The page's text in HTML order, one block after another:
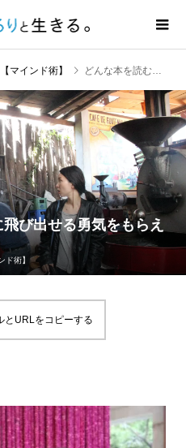
マインド術】 どんな本を読むと海外に飛び出せる勇気をもらえる？
び出せる勇気をもらえ
ド術】
とURLをコピーする